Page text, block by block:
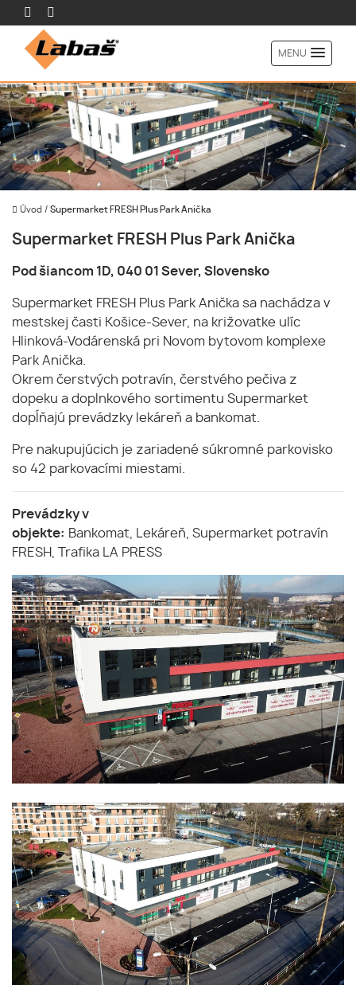
MENU
Úvod / Supermarket FRESH Plus Park Anička
Supermarket FRESH Plus Park Anička
Pod šiancom 1D, 040 01 Sever, Slovensko
Supermarket FRESH Plus Park Anička sa nachádza v
mestskej časti Košice-Sever, na križovatke ulíc
Hlinková-Vodárenská pri Novom bytovom komplexe
Park Anička.
Okrem čerstvých potravín, čerstvého pečiva z
dopeku a doplnkového sortimentu Supermarket
dopĺňajú prevádzky lekáreň a bankomat.
Pre nakupujúcich je zariadené súkromné parkovisko
so 42 parkovacími miestami.
Prevádzky v
objekte: Bankomat, Lekáreň, Supermarket potravín
FRESH, Trafika LA PRESS